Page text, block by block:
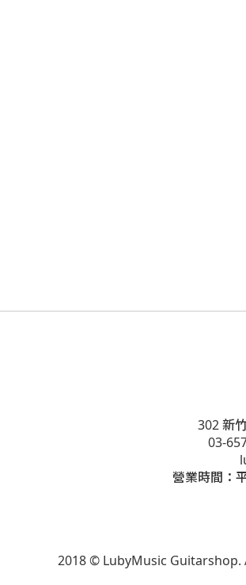
302 新
03-
營業時間：
2018 © LubyMusic Guitarshop.